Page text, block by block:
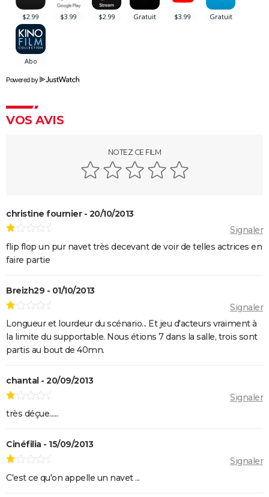
nominations aux Oscars ont provoqué un tollé
Astérix et Obélix et L'Empire du Milieu : casting,
streaming, critiques, avis... Tout savoir
Kaamelott, premier volet : quand sort la suite du film
bourde lors du tournage, l'avez-vous remarquée à
l'écran ?
En même temps
Les Aventures de Rabbi Jacob
L'Origine du monde
Monty Python, Sacré Graal
The French Dispatch : faut-il voir le dernier Wes
Anderson ? Critiques
La Traversée
l'adaptation de la BD culte
Powered by
VOS AVIS
NOTEZ CE FILM
christine fournier - 20/10/2013
Signaler
flip flop un pur navet très decevant de voir de telles actrices en
faire partie
Breizh29 - 01/10/2013
Signaler
Longueur et lourdeur du scénario... Et jeu d'acteurs vraiment à
la limite du supportable. Nous étions 7 dans la salle, trois sont
partis au bout de 40mn.
chantal - 20/09/2013
Signaler
très déçue......
Cinéfilia - 15/09/2013
Signaler
C'est ce qu'on appelle un navet ...